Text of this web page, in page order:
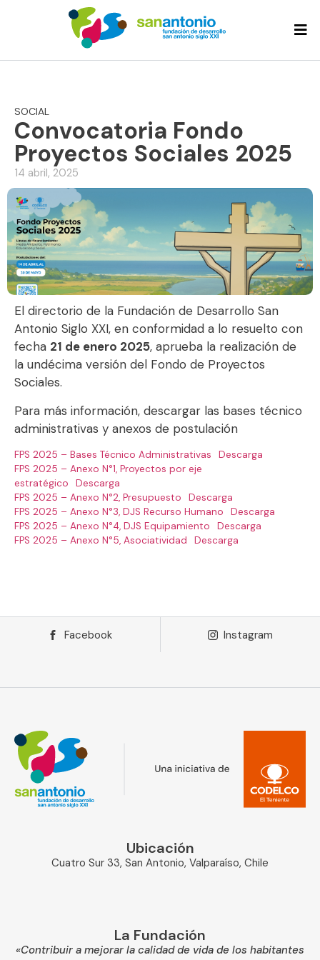
SOCIAL
Convocatoria Fondo
Proyectos Sociales 2025
14 abril, 2025
El directorio de la Fundación de Desarrollo San
Antonio Siglo XXI, en conformidad a lo resuelto con
fecha 21 de enero 2025, aprueba la realización de
la undécima versión del Fondo de Proyectos
Sociales.
Para más información, descargar las bases técnico
administrativas y anexos de postulación
FPS 2025 – Bases Técnico Administrativas
Descarga
FPS 2025 – Anexo N°1, Proyectos por eje
estratégico
Descarga
FPS 2025 – Anexo N°2, Presupuesto
Descarga
FPS 2025 – Anexo N°3, DJS Recurso Humano
Descarga
FPS 2025 – Anexo N°4, DJS Equipamiento
Descarga
FPS 2025 – Anexo N°5, Asociatividad
Descarga
Facebook Instagram
Ubicación
Cuatro Sur 33, San Antonio, Valparaíso, Chile
La Fundación
«Contribuir a mejorar la calidad de vida de los habitantes